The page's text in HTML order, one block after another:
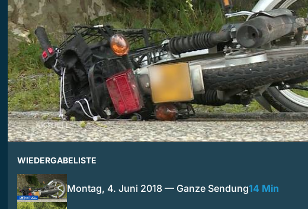
WIEDERGABELISTE
Montag, 4. Juni 2018 — Ganze Sendung14 Min